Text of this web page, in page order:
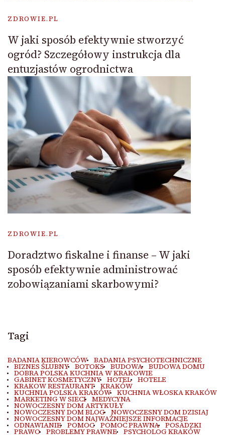
ZDROWIE.PL
W jaki sposób efektywnie stworzyć
ogród? Szczegółowy instrukcja dla
entuzjastów ogrodnictwa
ZDROWIE.PL
Doradztwo fiskalne i finanse – W jaki
sposób efektywnie administrować
zobowiązaniami skarbowymi?
Tagi
BADANIA KIEROWCÓW BADANIA PSYCHOTECHNICZNE
BIZNES ŚLUBNY BOTOKS BUDOWA BUDOWA DOMU
DOBRA POLSKA KUCHNIA W KRAKOWIE
GABINET KOSMETYCZNY HOTEL HOTELE
KRAKOW RESTAURANT KRAKÓW
KUCHNIA POLSKA KRAKÓW KUCHNIA WŁOSKA KRAKÓW
MARKETING W SIECI MEDYCYNA
NOWOCZESNY DOM ARTYKUŁY
NOWOCZESNY DOM BLOG NOWOCZESNY DOM DZISIAJ
NOWOCZESNY DOM NAJWAŻNIEJSZE INFORMACJE
ODNAWIANIE POMOC POMOC PRAWNA POSADZKI
PRAWO PROBLEMY PRAWNE PSYCHOLOG KRAKÓW